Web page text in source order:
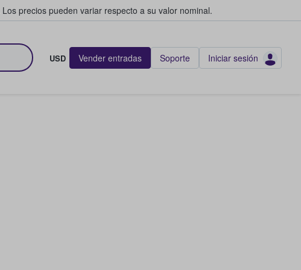
Los precios pueden variar respecto a su valor nominal.
USD Vender entradas Soporte Iniciar sesión